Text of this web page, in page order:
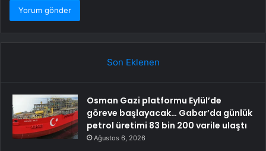
Son Eklenen
Osman Gazi platformu Eylül’de
göreve başlayacak… Gabar’da günlük
petrol üretimi 83 bin 200 varile ulaştı
Ağustos 6, 2026